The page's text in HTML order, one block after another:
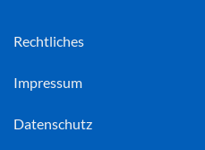
Rechtliches
Impressum
Datenschutz